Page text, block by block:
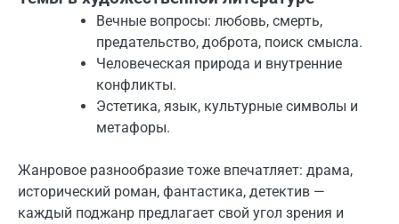
Вечные вопросы: любовь, смерть,
предательство, доброта, поиск смысла.
Человеческая природа и внутренние
конфликты.
Эстетика, язык, культурные символы и
метафоры.
Жанровое разнообразие тоже впечатляет: драма,
исторический роман, фантастика, детектив —
каждый поджанр предлагает свой угол зрения и